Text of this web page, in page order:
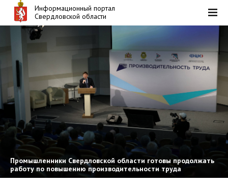
Информационный портал
Свердловской области
Промышленники Свердловской области готовы продолжать
работу по повышению производительности труда